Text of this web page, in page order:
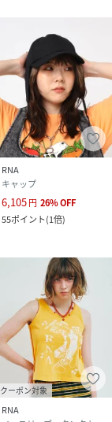
RNA
キャップ
6,105円 26%OFF
55ポイント(1倍)
クーポン対象
RNA